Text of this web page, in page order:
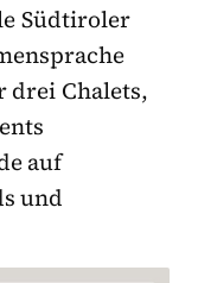
Südtiroler
drei Chalets,
auf
und